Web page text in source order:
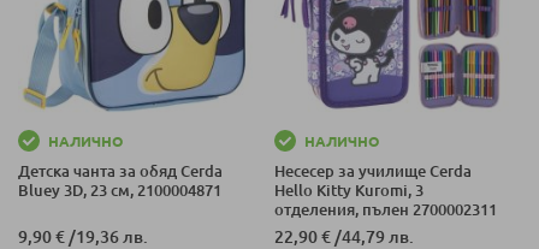
НАЛИЧНО
Детска чанта за обяд Cerda
Bluey 3D, 23 см, 2100004871
9,90 € /19,36 лв.
НАЛИЧНО
Несесер за училище Cerda
Hello Kitty Kuromi, 3
отделения, пълен 2700002311
22,90 € /44,79 лв.